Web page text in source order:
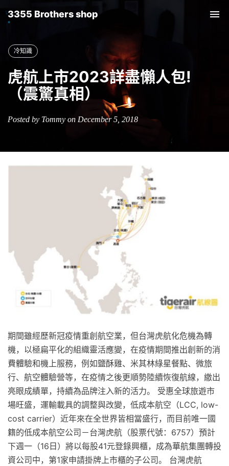
3355 Brothers shop
冷知識
虎航上市2023詳盡懶人包!
（震驚真相）
Posted by Tommy on December 5, 2018
期間雖經歷新冠疫情重創航空業，但台灣虎航化危機為轉
機，以極扁平化的組織靈活應變，在疫情期間推出創新的消
費體驗和機上服務，例如鹽酥雞、米其林綠星餐點、微旅
行、航空體驗營等，在疫情之後更順勢陸續恢復航線，繳出
亮眼成績單，持續為品牌注入新的活力。 受惠全球旅遊市
場旺盛，運輸載具的調整與改變，低成本航空（LCC, low-
cost carrier）近年來在全世界皆相當盛行，而目前唯一國
籍的低成本航空公司－台灣虎航（股票代號：6757）預計
下週一（16日）將以每股41元登錄興櫃，成為華航集團轉投
資公司中，第1家申請掛牌上市櫃的子公司。 台灣虎航